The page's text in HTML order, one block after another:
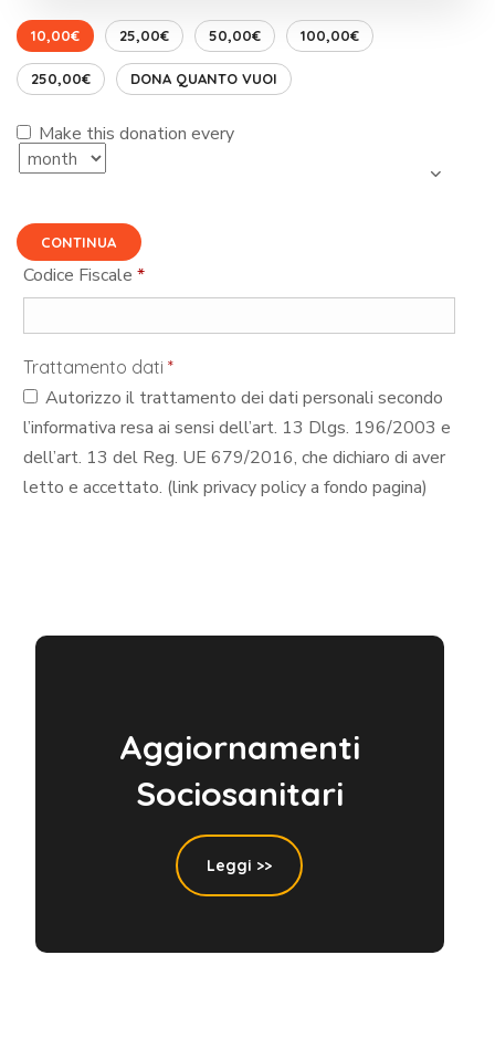
10,00€ 25,00€ 50,00€ 100,00€
250,00€ DONA QUANTO VUOI
Make this donation every
CONTINUA
Codice Fiscale*
Trattamento dati*
Autorizzo il trattamento dei dati personali secondo
l’informativa resa ai sensi dell’art. 13 Dlgs. 196/2003 e
dell’art. 13 del Reg. UE 679/2016, che dichiaro di aver
letto e accettato. (link privacy policy a fondo pagina)
Aggiornamenti
Sociosanitari
Leggi >>